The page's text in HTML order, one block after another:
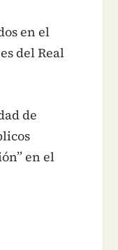
en el
del Real
de
en el